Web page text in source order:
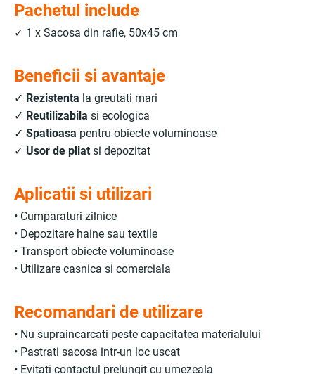
Pachetul include
✓ 1 x Sacosa din rafie, 50x45 cm
Beneficii si avantaje
✓ Rezistenta la greutati mari
✓ Reutilizabila si ecologica
✓ Spatioasa pentru obiecte voluminoase
✓ Usor de pliat si depozitat
Aplicatii si utilizari
• Cumparaturi zilnice
• Depozitare haine sau textile
• Transport obiecte voluminoase
• Utilizare casnica si comerciala
Recomandari de utilizare
• Nu supraincarcati peste capacitatea materialului
• Pastrati sacosa intr-un loc uscat
• Evitati contactul prelungit cu umezeala